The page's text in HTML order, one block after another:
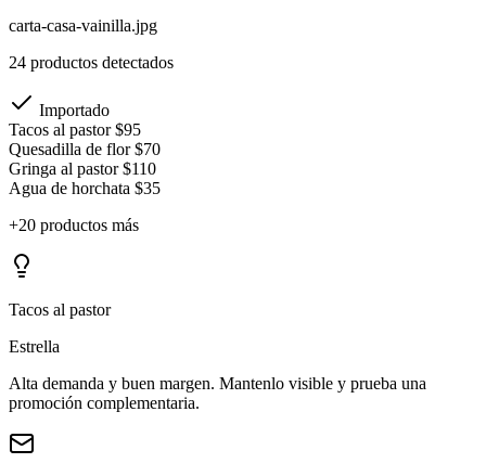
carta-casa-vainilla.jpg
24 productos detectados
Importado
Tacos al pastor $95
Quesadilla de flor $70
Gringa al pastor $110
Agua de horchata $35
+20 productos más
Tacos al pastor
Estrella
Alta demanda y buen margen. Mantenlo visible y prueba una
promoción complementaria.